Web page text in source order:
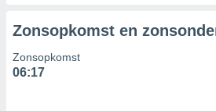
Zonsopkomst en
Zonsopkomst
06:17